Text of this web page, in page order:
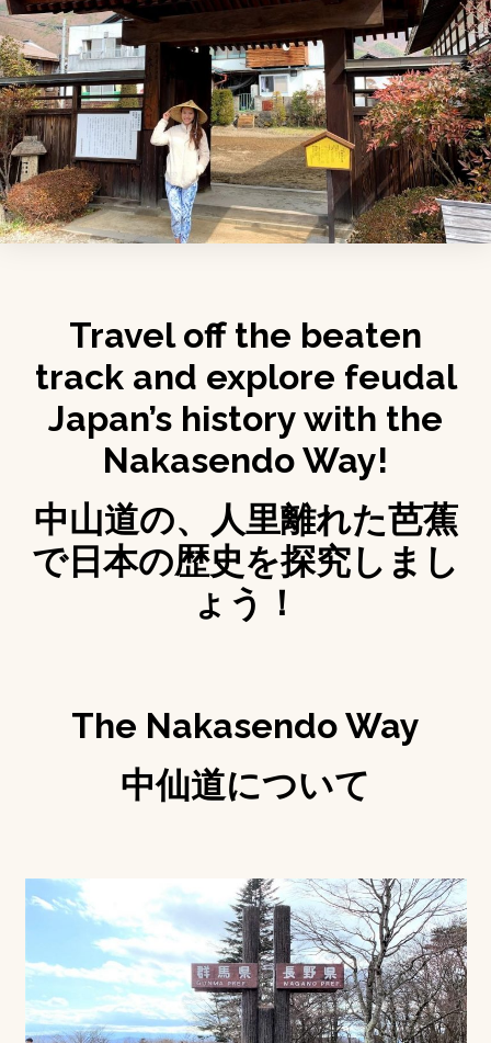
Travel off the beaten
track and explore feudal
Japan’s history with the
Nakasendo Way!
中山道の、人里離れた芭蕉
で日本の歴史を探究しまし
ょう！
The Nakasendo Way
中仙道について